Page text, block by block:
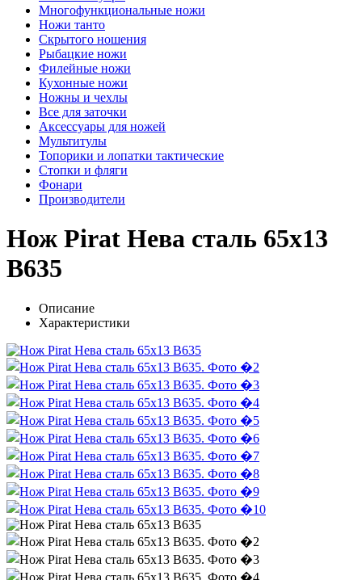
Многофункциональные ножи
Ножи танто
Скрытого ношения
Рыбацкие ножи
Филейные ножи
Кухонные ножи
Ножны и чехлы
Все для заточки
Аксессуары для ножей
Мультитулы
Топорики и лопатки тактические
Стопки и фляги
Фонари
Производители
Нож Pirat Нева сталь 65х13
B635
Описание
Характеристики